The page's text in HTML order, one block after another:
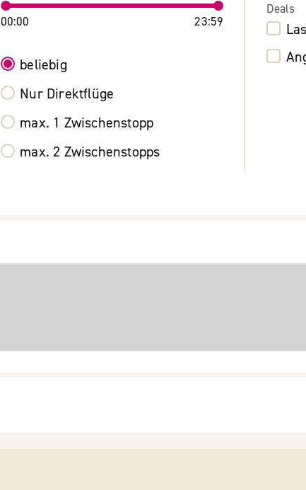
00:00 23:59
beliebig
Nur Direktflüge
max. 1 Zwischenstopp
max. 2 Zwischenstopps
Deals